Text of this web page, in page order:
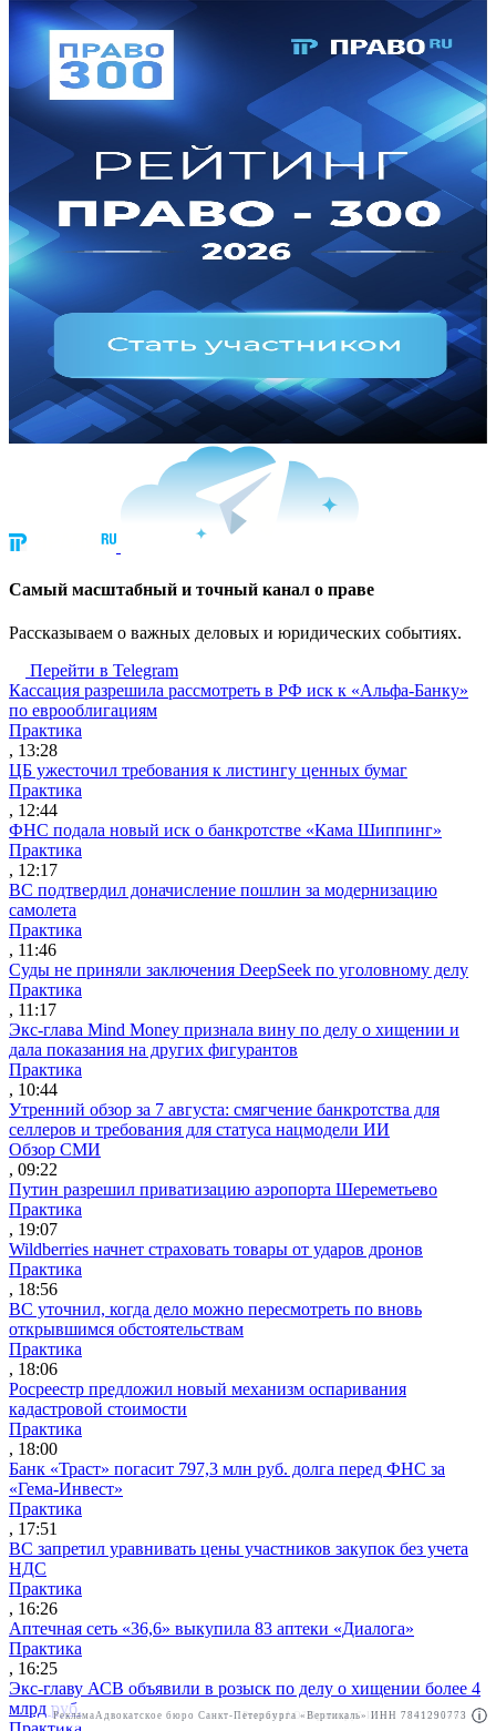
Реклама АО"Право.ру" ИНН: 7708095468
Cамый масштабный и точный канал о праве
Рассказываем о важных деловых и юридических событиях.
Перейти в Telegram
Кассация разрешила рассмотреть в РФ иск к «Альфа-Банку»
по еврооблигациям
Практика
, 13:28
ЦБ ужесточил требования к листингу ценных бумаг
Практика
, 12:44
ФНС подала новый иск о банкротстве «Кама Шиппинг»
Практика
, 12:17
ВС подтвердил доначисление пошлин за модернизацию
самолета
Практика
, 11:46
Суды не приняли заключения DeepSeek по уголовному делу
Практика
, 11:17
Экс-глава Mind Money признала вину по делу о хищении и
дала показания на других фигурантов
Практика
, 10:44
Утренний обзор за 7 августа: смягчение банкротства для
селлеров и требования для статуса нацмодели ИИ
Обзор СМИ
, 09:22
Путин разрешил приватизацию аэропорта Шереметьево
Практика
, 19:07
Wildberries начнет страховать товары от ударов дронов
Практика
, 18:56
ВС уточнил, когда дело можно пересмотреть по вновь
открывшимся обстоятельствам
Практика
, 18:06
Росреестр предложил новый механизм оспаривания
кадастровой стоимости
Практика
, 18:00
Банк «Траст» погасит 797,3 млн руб. долга перед ФНС за
«Гема-Инвест»
Практика
, 17:51
ВС запретил уравнивать цены участников закупок без учета
НДС
Практика
, 16:26
Аптечная сеть «36,6» выкупила 83 аптеки «Диалога»
Практика
, 16:25
Экс-главу АСВ объявили в розыск по делу о хищении более 4
млрд руб.
Реклама Адвокатское бюро Санкт-Петербурга «Вертикаль» ИНН 7841290773